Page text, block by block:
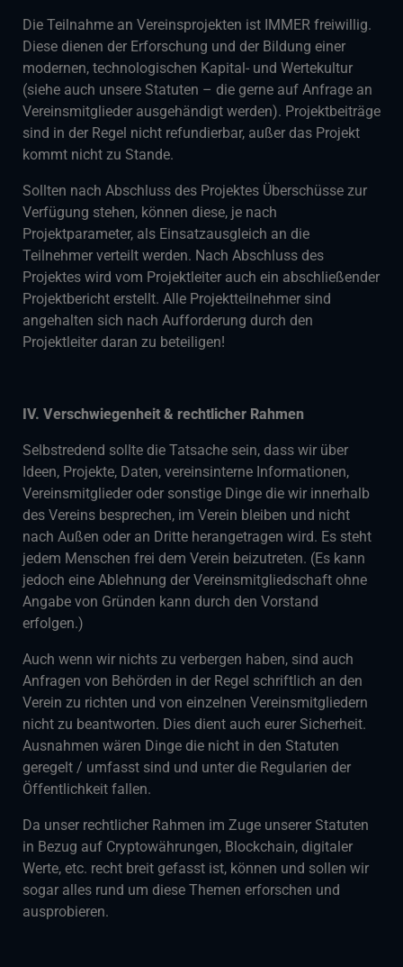
Die Teilnahme an Vereinsprojekten ist IMMER freiwillig.
Diese dienen der Erforschung und der Bildung einer
modernen, technologischen Kapital- und Wertekultur
(siehe auch unsere Statuten – die gerne auf Anfrage an
Vereinsmitglieder ausgehändigt werden). Projektbeiträge
sind in der Regel nicht refundierbar, außer das Projekt
kommt nicht zu Stande.
Sollten nach Abschluss des Projektes Überschüsse zur
Verfügung stehen, können diese, je nach
Projektparameter, als Einsatzausgleich an die
Teilnehmer verteilt werden. Nach Abschluss des
Projektes wird vom Projektleiter auch ein abschließender
Projektbericht erstellt. Alle Projektteilnehmer sind
angehalten sich nach Aufforderung durch den
Projektleiter daran zu beteiligen!
IV. Verschwiegenheit & rechtlicher Rahmen
Selbstredend sollte die Tatsache sein, dass wir über
Ideen, Projekte, Daten, vereinsinterne Informationen,
Vereinsmitglieder oder sonstige Dinge die wir innerhalb
des Vereins besprechen, im Verein bleiben und nicht
nach Außen oder an Dritte herangetragen wird. Es steht
jedem Menschen frei dem Verein beizutreten. (Es kann
jedoch eine Ablehnung der Vereinsmitgliedschaft ohne
Angabe von Gründen kann durch den Vorstand
erfolgen.)
Auch wenn wir nichts zu verbergen haben, sind auch
Anfragen von Behörden in der Regel schriftlich an den
Verein zu richten und von einzelnen Vereinsmitgliedern
nicht zu beantworten. Dies dient auch eurer Sicherheit.
Ausnahmen wären Dinge die nicht in den Statuten
geregelt / umfasst sind und unter die Regularien der
Öffentlichkeit fallen.
Da unser rechtlicher Rahmen im Zuge unserer Statuten
in Bezug auf Cryptowährungen, Blockchain, digitaler
Werte, etc. recht breit gefasst ist, können und sollen wir
sogar alles rund um diese Themen erforschen und
ausprobieren.